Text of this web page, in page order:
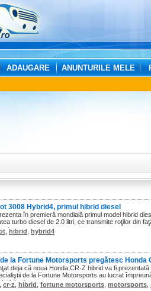
ADAUGARE ANUNTURILE MELE
3008 Hybrid4, primul hibrid diesel
în premieră mondială primul model hibrid
turbo diesel de 2.0 litri, ce transmite roţilor din
hibrid hybrid4
la Fortune Motorsports pregătesc Honda
deja că noua Honda CR-Z hibrid va fi prezentată
de la Fortune Motorsports au lucrat
hibrid.
cr-z hibrid fortune motorsports motorsports